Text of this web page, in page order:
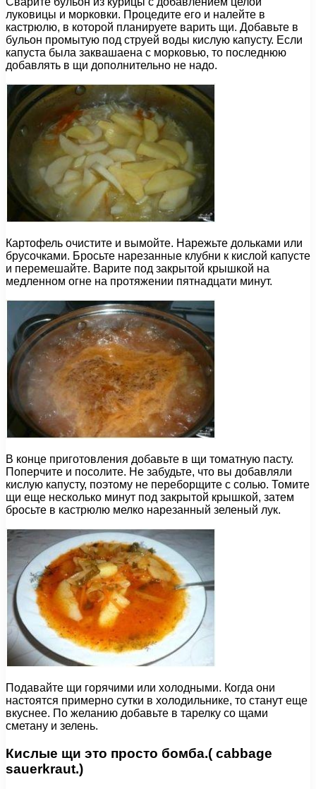
луковицы и морковки. Процедите его и налейте в
кастрюлю, в которой планируете варить щи. Добавьте в
бульон промытую под струей воды кислую капусту. Если
капуста была заквашаена с морковью, то последнюю
добавлять в щи дополнительно не надо.
Картофель очистите и вымойте. Нарежьте дольками или
брусочками. Бросьте нарезанные клубни к кислой капусте
и перемешайте. Варите под закрытой крышкой на
медленном огне на протяжении пятнадцати минут.
В конце приготовления добавьте в щи томатную пасту.
Поперчите и посолите. Не забудьте, что вы добавляли
кислую капусту, поэтому не переборщите с солью. Томите
щи еще несколько минут под закрытой крышкой, затем
бросьте в кастрюлю мелко нарезанный зеленый лук.
Подавайте щи горячими или холодными. Когда они
настоятся примерно сутки в холодильнике, то станут еще
вкуснее. По желанию добавьте в тарелку со щами
сметану и зелень.
Кислые щи это просто бомба.( cabbage
sauerkraut.)